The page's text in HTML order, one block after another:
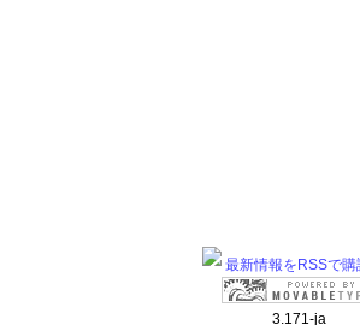
最新情報をRSSで購
3.171-ja